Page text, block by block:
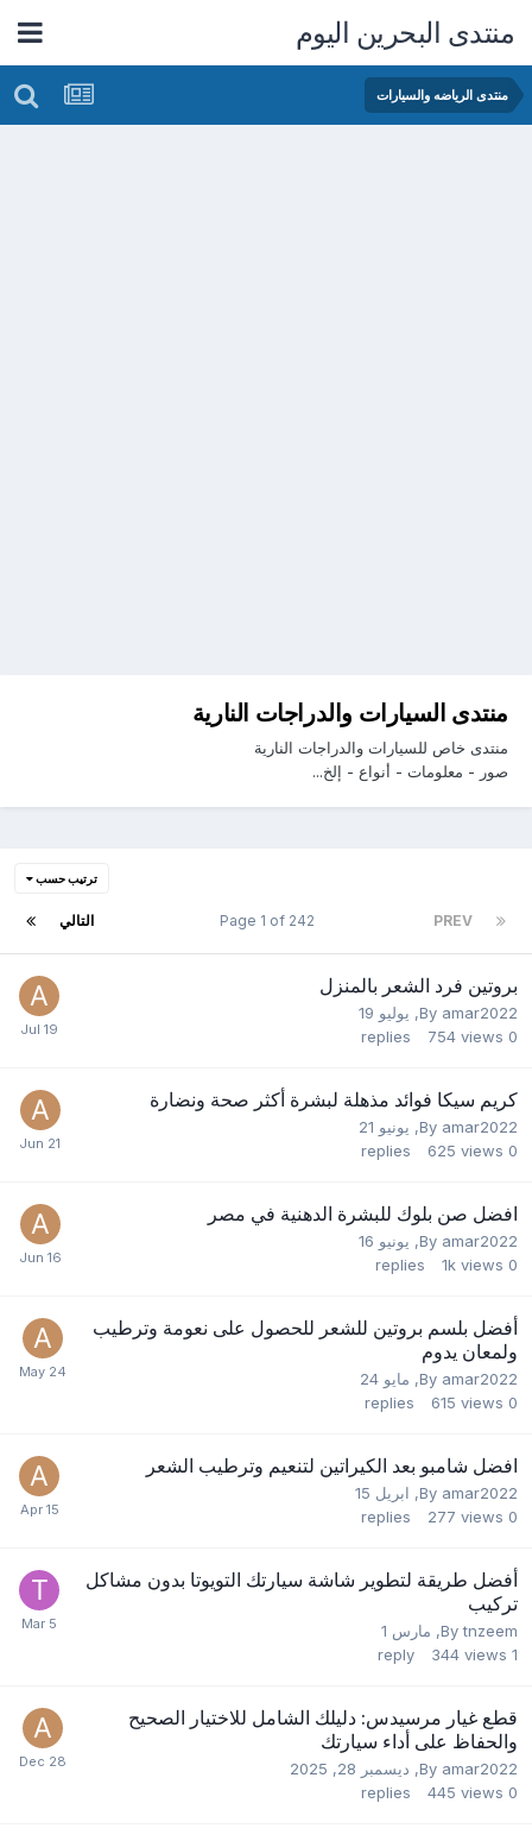
منتدى البحرين اليوم
منتدى الرياضه والسيارات
منتدى السيارات والدراجات النارية
منتدى خاص للسيارات والدراجات النارية
صور - معلومات - أنواع - إلخ...
ترتيب حسب
PREV التالي Page 1 of 242
بروتين فرد الشعر بالمنزل
By amar2022
, يوليو 19
0
replies 754 views
كريم سيكا فوائد مذهلة لبشرة أكثر صحة ونضارة
By amar2022
, يونيو 21
0
replies 625 views
افضل صن بلوك للبشرة الدهنية في مصر
By amar2022
, يونيو 16
0
replies 1k views
أفضل بلسم بروتين للشعر للحصول على نعومة وترطيب
ولمعان يدوم
By amar2022
, مايو 24
0
replies 615 views
افضل شامبو بعد الكيراتين لتنعيم وترطيب الشعر
By amar2022
, ابريل 15
0
replies 277 views
أفضل طريقة لتطوير شاشة سيارتك التويوتا بدون مشاكل
تركيب
Bytnzeem
, مارس 1
1
reply 344 views
قطع غيار مرسيدس: دليلك الشامل للاختيار الصحيح
والحفاظ على أداء سيارتك
By amar2022
, ديسمبر 28, 2025
0
replies 445 views